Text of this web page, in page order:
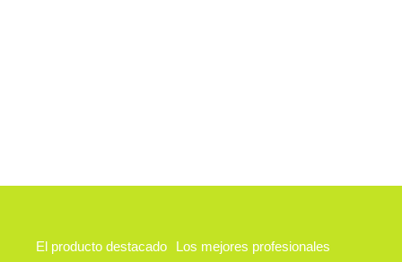
El producto destacado Los mejores profesionales